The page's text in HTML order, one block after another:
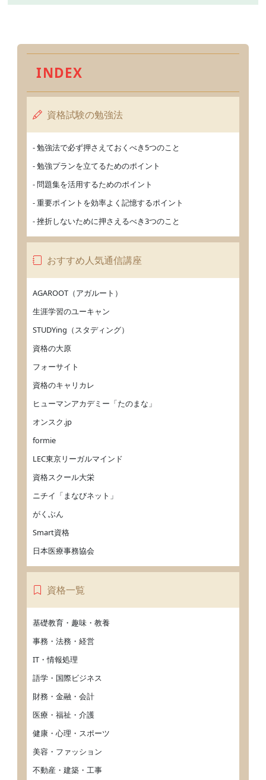
INDEX
資格試験の勉強法
- 勉強法で必ず押さえておくべき5つのこと
- 勉強プランを立てるためのポイント
- 問題集を活用するためのポイント
- 重要ポイントを効率よく記憶するポイント
- 挫折しないために押さえるべき3つのこと
おすすめ人気通信講座
AGAROOT（アガルート）
生涯学習のユーキャン
STUDYing（スタディング）
資格の大原
フォーサイト
資格のキャリカレ
ヒューマンアカデミー「たのまな」
オンスク.jp
formie
LEC東京リーガルマインド
資格スクール大栄
ニチイ「まなびネット」
がくぶん
Smart資格
日本医療事務協会
資格一覧
基礎教育・趣味・教養
事務・法務・経営
IT・情報処理
語学・国際ビジネス
財務・金融・会計
医療・福祉・介護
健康・心理・スポーツ
美容・ファッション
不動産・建築・工事